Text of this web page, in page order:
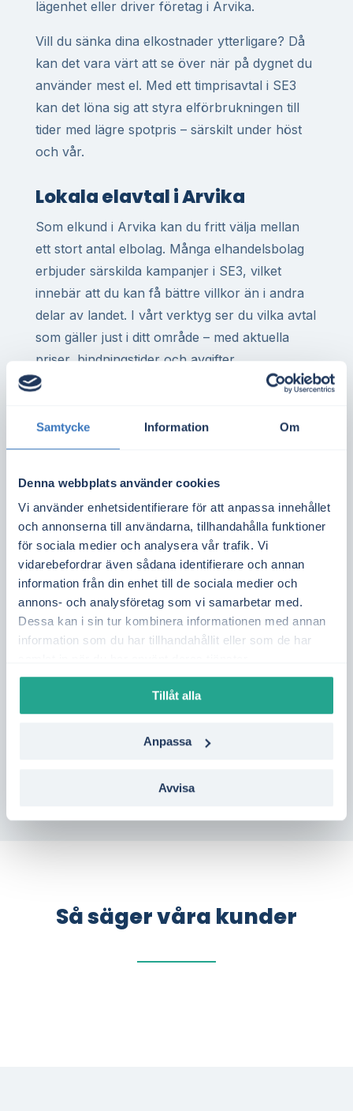
Samtycke Information Om
Denna webbplats använder cookies
Vi använder enhetsidentifierare för att anpassa innehållet
och annonserna till användarna, tillhandahålla funktioner
för sociala medier och analysera vår trafik. Vi
vidarebefordrar även sådana identifierare och annan
information från din enhet till de sociala medier och
annons- och analysföretag som vi samarbetar med.
Dessa kan i sin tur kombinera informationen med annan
information som du har tillhandahållit eller som de har
Tillåt alla
Anpassa
Avvisa
lägenhet eller driver företag i Arvika.
Vill du sänka dina elkostnader ytterligare? Då
kan det vara värt att se över när på dygnet du
använder mest el. Med ett timprisavtal i SE3
kan det löna sig att styra elförbrukningen till
tider med lägre spotpris – särskilt under höst
och vår.
Lokala elavtal i Arvika
Som elkund i Arvika kan du fritt välja mellan
ett stort antal elbolag. Många elhandelsbolag
erbjuder särskilda kampanjer i SE3, vilket
innebär att du kan få bättre villkor än i andra
delar av landet. I vårt verktyg ser du vilka avtal
som gäller just i ditt område – med aktuella
priser, bindningstider och avgifter.
För dig som har elvärme i villa, eller driver
rätt elavtal göra stor skillnad på årsbasis. Det
gemensam elanläggning eller elbilsladdning.
Spotpriset i elområde SE3 sätts baserat på
utbud och efterfrågan i hela regionen. Det
påverkas bland annat av elproduktion från
kärnkraft, vattenkraft och vind i Mellansverige
samt tillgången på överföringskapacitet från
norra Sverige. Genom att följa elpriset dag för
minut – helt utan bindning på Elmarknad.se.
Så säger våra kunder